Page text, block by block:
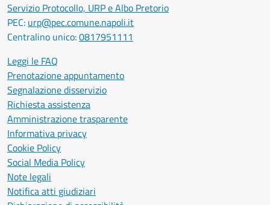
Servizio Protocollo, URP e Albo Pretorio
PEC: urp@pec.comune.napoli.it
Centralino unico:0817951111
Leggi le FAQ
Prenotazione appuntamento
Segnalazione disservizio
Richiesta assistenza
Amministrazione trasparente
Informativa privacy
Cookie Policy
Social Media Policy
Note legali
Notifica atti giudiziari